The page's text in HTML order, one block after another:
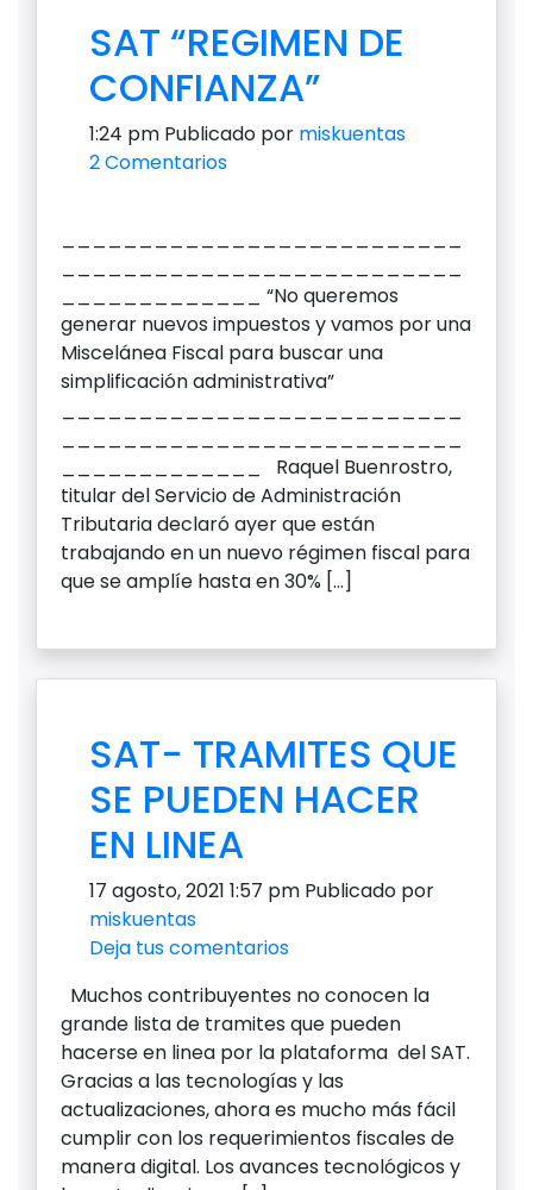
SAT “REGIMEN DE
CONFIANZA”
1:24 pm Publicado por miskuentas
2 Comentarios
_____________ “No queremos
generar nuevos impuestos y vamos por una
Miscelánea Fiscal para buscar una
simplificación administrativa”
_____________ Raquel Buenrostro,
titular del Servicio de Administración
Tributaria declaró ayer que están
trabajando en un nuevo régimen fiscal para
que se amplíe hasta en 30% […]
SAT- TRAMITES QUE
SE PUEDEN HACER
EN LINEA
17 agosto, 2021 1:57 pm Publicado por
miskuentas
Deja tus comentarios
Muchos contribuyentes no conocen la
grande lista de tramites que pueden
hacerse en linea por la plataforma del SAT.
Gracias a las tecnologías y las
actualizaciones, ahora es mucho más fácil
cumplir con los requerimientos fiscales de
manera digital. Los avances tecnológicos y